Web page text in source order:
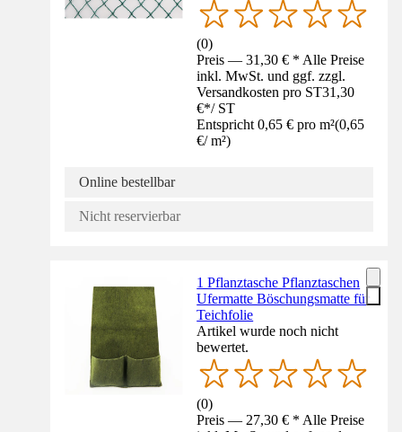
(0)
Preis — 31,30 € * Alle Preise
inkl. MwSt. und ggf. zzgl.
Versandkosten pro ST31,30
€*/ ST
Entspricht 0,65 € pro m²(0,65
€/ m²)
Online bestellbar
Nicht reservierbar
1 Pflanztasche Pflanztaschen
Ufermatte Böschungsmatte für
Teichfolie
Artikel wurde noch nicht
bewertet.
(0)
Preis — 27,30 € * Alle Preise